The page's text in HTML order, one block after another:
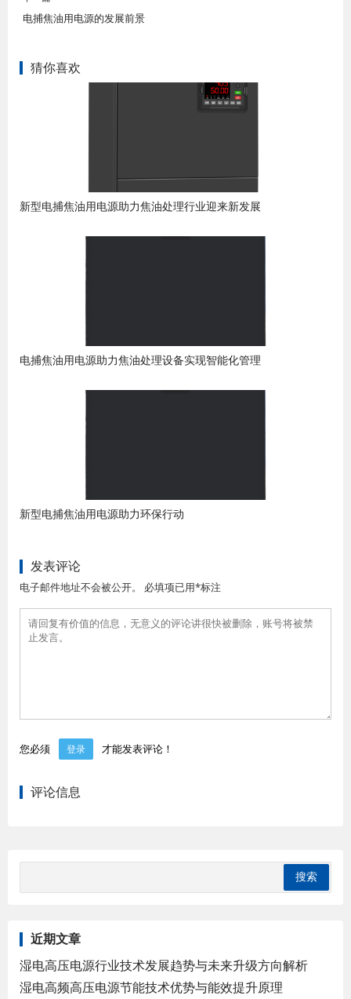
电捕焦油用电源的发展前景
猜你喜欢
新型电捕焦油用电源助力焦油处理行业迎来新发展
电捕焦油用电源助力焦油处理设备实现智能化管理
新型电捕焦油用电源助力环保行动
发表评论
电子邮件地址不会被公开。 必填项已用*标注
您必须 登录 才能发表评论！
评论信息
近期文章
湿电高压电源行业技术发展趋势与未来升级方向解析
湿电高频高压电源节能技术优势与能效提升原理